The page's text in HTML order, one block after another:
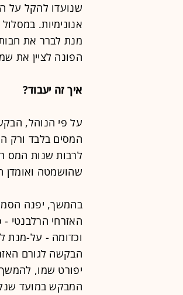
שנועדו להקל על
אנונימיות.
מנת לברר את
הפונה לציין את
איך זה יעבוד?
על פי הנוהל,
המסים בלבד ורק
לרבות שנות המס
שהושמטה ואומדן
בהמשך, יפנה
האזרחי הרלבנטי
הבקשה לגורם
יפורט שמו,
המבקש במועד